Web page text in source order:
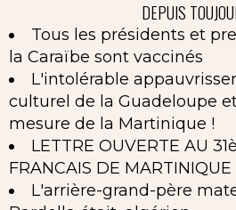
DEPUIS
Tous les présidents et
la Caraïbe sont vaccinés
L'intolérable
culturel de la Guadeloupe
mesure de la Martinique !
LETTRE OUVERTE AU
FRANCAIS DE MARTINIQUE
L'arrière-grand-père